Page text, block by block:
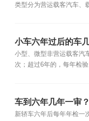
类型分为营运载客汽车、
小车六年过后的车
小型、微型非营运载客汽
次；超过6年的，每年检
车到六年几年一审？
新轿车六年后每年年检一